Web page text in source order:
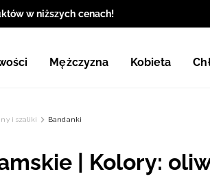
w niższych cenach!
Mężczyzna Kobieta
i szaliki Bandanki
| Kolory: